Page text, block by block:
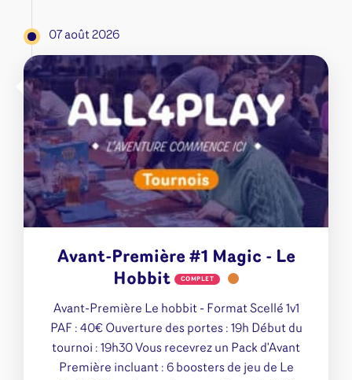
07 août 2026
Avant-Première #1 Magic - Le
Hobbit
COMPLET
Avant-Première Le hobbit - Format Scellé 1v1
PAF : 40€ Ouverture des portes : 19h Début du
tournoi : 19h30 Vous recevrez un Pack d'Avant
Première incluant : 6 boosters de jeu de Le